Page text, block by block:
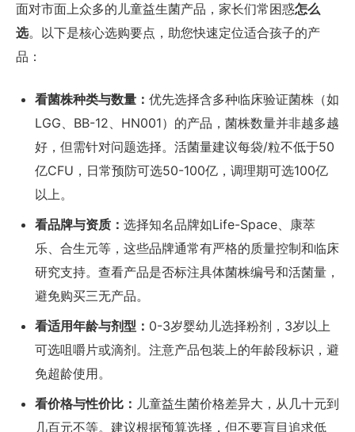
面对市面上众多的儿童益生菌产品，家长们常困惑怎么
选。以下是核心选购要点，助您快速定位适合孩子的产
品：
看菌株种类与数量： 优先选择含多种临床验证菌株（如
LGG、BB-12、HN001）的产品，菌株数量并非越多越
好，但需针对问题选择。活菌量建议每袋/粒不低于50
亿CFU，日常预防可选50-100亿，调理期可选100亿
以上。
看品牌与资质： 选择知名品牌如Life-Space、康萃
乐、合生元等，这些品牌通常有严格的质量控制和临床
研究支持。查看产品是否标注具体菌株编号和活菌量，
避免购买三无产品。
看适用年龄与剂型： 0-3岁婴幼儿选择粉剂，3岁以上
可选咀嚼片或滴剂。注意产品包装上的年龄段标识，避
免超龄使用。
看价格与性价比： 儿童益生菌价格差异大，从几十元到
几百元不等。建议根据预算选择，但不要盲目追求低